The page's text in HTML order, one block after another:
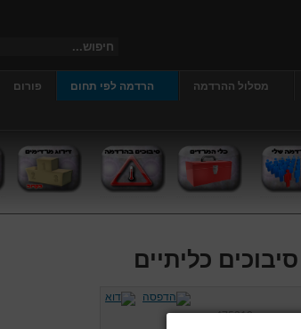
מסלול ההרדמה הרדמה לפי תחום
פורום
כליתיים
כניסות:475219